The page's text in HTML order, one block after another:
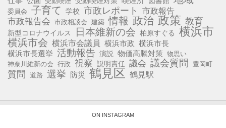
委員会 子育て 学校 市政レポート 市政報告
市政報告会 市政相談会 建築 情報 政治 政策 教育
新型コロナウイルス 日本維新の会 柏原すぐる 横浜市
横浜市会 横浜市会議員 横浜市政 横浜市長
横浜市長選挙 活動報告 演説 物価高騰対策 物思い
神奈川維新の会 行政 視察 説明責任 議会 議会質問 豊岡町
質問 道路 選挙 防災 鶴見区 鶴見駅
ON INSTAGRAM